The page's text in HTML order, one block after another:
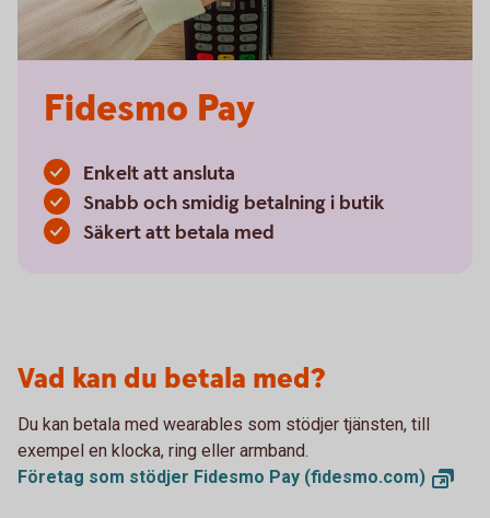
Fidesmo Pay
Enkelt att ansluta
Snabb och smidig betalning i butik
Säkert att betala med
Vad kan du betala med?
Du kan betala med wearables som stödjer tjänsten, till
exempel en klocka, ring eller armband.
Företag som stödjer Fidesmo Pay (fidesmo.com)